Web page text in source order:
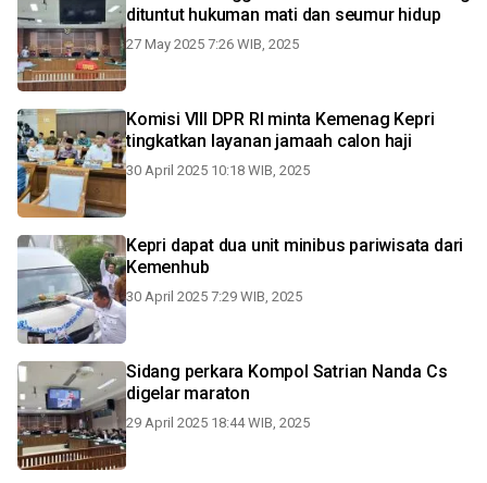
dituntut hukuman mati dan seumur hidup
27 May 2025 7:26 WIB, 2025
Komisi VIII DPR RI minta Kemenag Kepri
tingkatkan layanan jamaah calon haji
30 April 2025 10:18 WIB, 2025
Kepri dapat dua unit minibus pariwisata dari
Kemenhub
30 April 2025 7:29 WIB, 2025
Sidang perkara Kompol Satrian Nanda Cs
digelar maraton
29 April 2025 18:44 WIB, 2025